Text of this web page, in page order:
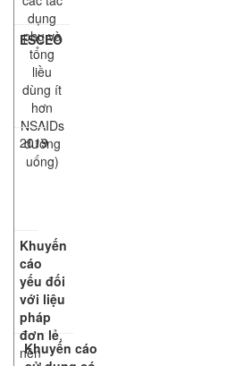
dụng
phụ và
tổng
liều
dùng ít
hơn
NSAIDs
đường
uống)
ESCEO
2019
Khuyến
cáo
yếu đối
với liệu
pháp
đơn lẻ,
nên
Khuyến cáo